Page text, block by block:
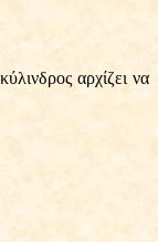
αρχίζει να